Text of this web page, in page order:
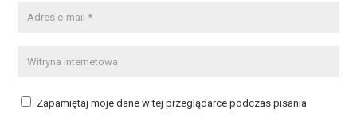
Zapamiętaj moje dane w tej przeglądarce podczas pisania